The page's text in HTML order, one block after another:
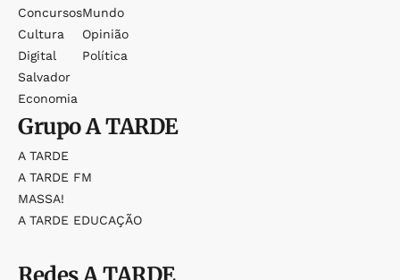
Concursos
Cultura
Digital
Salvador
Economia
Mundo
Opinião
Política
GrupoA TARDE
A TARDE
A TARDE FM
MASSA!
A TARDE EDUCAÇÃO